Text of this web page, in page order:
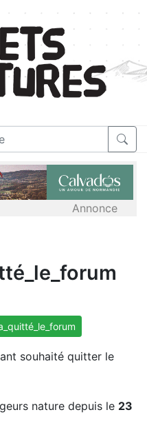
Annonce
souhaité quitter le
nature depuis le 23